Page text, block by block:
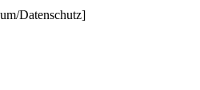
Datenschutz]